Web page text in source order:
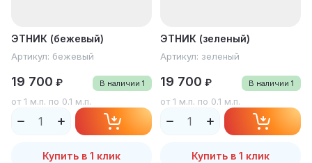
ЭТНИК (бежевый)
Артикул: бежевый
В наличии 1
19 700 ₽
от 1 м.п. по 0.1 м.п.
Купить в 1 клик
ЭТНИК (зеленый)
Артикул: зеленый
В наличии 1
19 700 ₽
от 1 м.п. по 0.1 м.п.
Купить в 1 клик